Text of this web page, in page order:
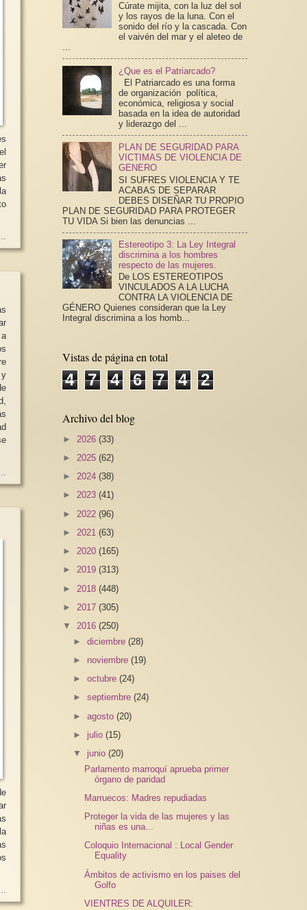
Cúrate mijita, con la luz del sol
y los rayos de la luna. Con el
sonido del río y la cascada. Con
el vaivén del mar y el aleteo de
...
¿Que es el Patriarcado?
El Patriarcado es una forma
de organización política,
económica, religiosa y social
basada en la idea de autoridad
y liderazgo del ...
PLAN DE SEGURIDAD PARA
VICTIMAS DE VIOLENCIA DE
GENERO
SI SUFRES VIOLENCIA Y TE
ACABAS DE SEPARAR
DEBES DISEÑAR TU PROPIO
PLAN DE SEGURIDAD PARA PROTEGER
TU VIDA Si bien las denuncias ...
Estereotipo 3: La Ley Integral
discrimina a los hombres
respecto de las mujeres.
De LOS ESTEREOTIPOS
VINCULADOS A LA LUCHA
CONTRA LA VIOLENCIA DE
GÉNERO Quienes consideran que la Ley
Integral discrimina a los homb...
Vistas de página en total
4 7 4 6 7 4 2
Archivo del blog
► 2026 (33)
► 2025 (62)
► 2024 (38)
► 2023 (41)
► 2022 (96)
► 2021 (63)
► 2020 (165)
► 2019 (313)
► 2018 (448)
► 2017 (305)
▼ 2016 (250)
►diciembre(28)
► noviembre(19)
►octubre(24)
►septiembre(24)
►agosto(20)
► julio(15)
▼ junio(20)
Parlamento marroquí aprueba primer
órgano de paridad
Marruecos: Madres repudiadas
Proteger la vida de las mujeres y las
niñas es una...
Coloquio Internacional : Local Gender
Equality
Ámbitos de activismo en los paises del
Golfo
VIENTRES DE ALQUILER: